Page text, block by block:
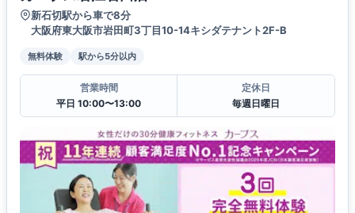
新石切駅から車で8分
大阪府東大阪市岩田町3丁目10-14キシダテナント2F-B
無料体験 駅から5分以内
営業時間
平日 10:00〜13:00
定休日
毎週日曜日